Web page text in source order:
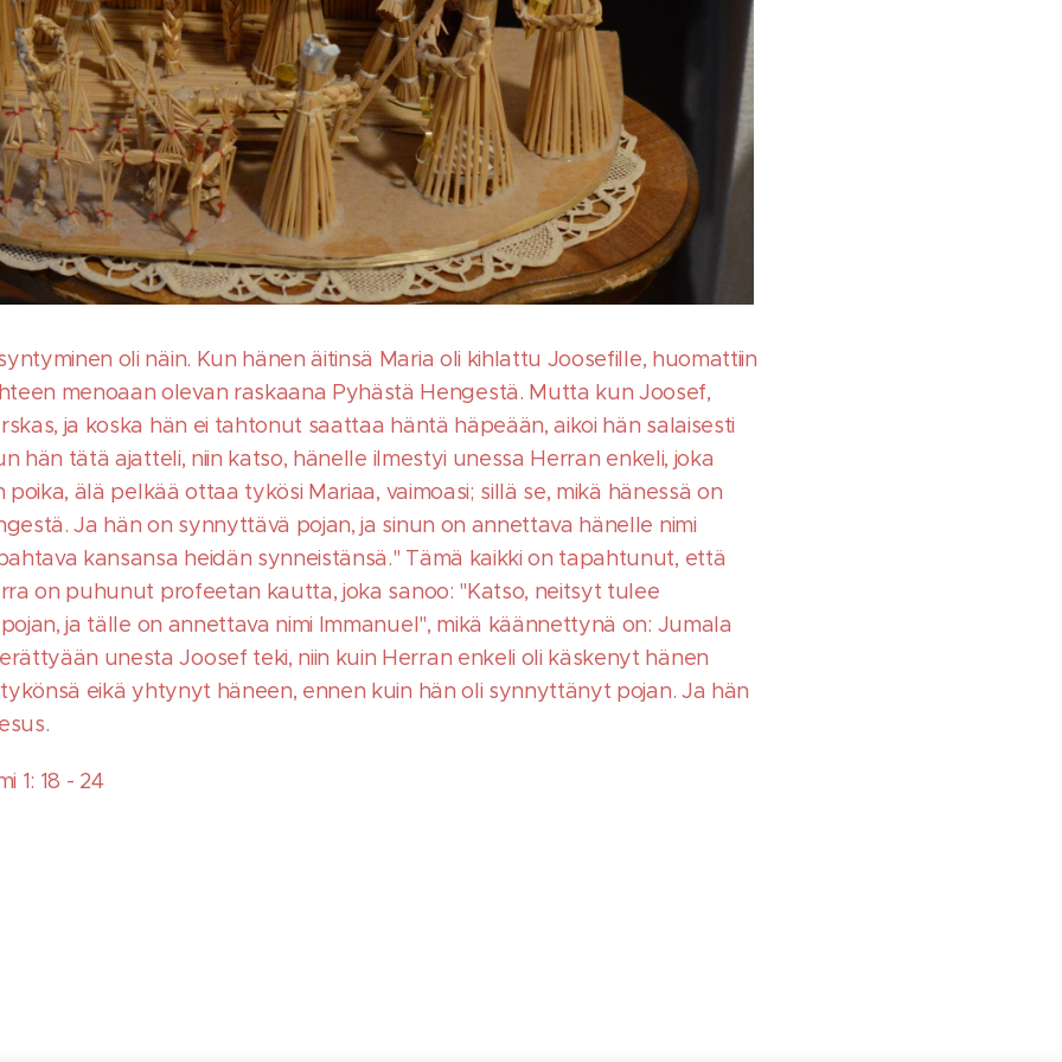
oli näin. Kun hänen äitinsä Maria oli kihlattu Joosefille, huomattiin
menoaan olevan raskaana Pyhästä Hengestä. Mutta kun Joosef,
ja koska hän ei tahtonut saattaa häntä häpeään, aikoi hän salaisesti
hän tätä ajatteli, niin katso, hänelle ilmestyi unessa Herran enkeli, joka
poika, älä pelkää ottaa tykösi Mariaa, vaimoasi; sillä se, mikä hänessä on
Ja hän on synnyttävä pojan, ja sinun on annettava hänelle nimi
kansansa heidän synneistänsä." Tämä kaikki on tapahtunut, että
on puhunut profeetan kautta, joka sanoo: "Katso, neitsyt tulee
ja tälle on annettava nimi Immanuel", mikä käännettynä on: Jumala
unesta Joosef teki, niin kuin Herran enkeli oli käskenyt hänen
eikä yhtynyt häneen, ennen kuin hän oli synnyttänyt pojan. Ja hän
1: 18 - 24